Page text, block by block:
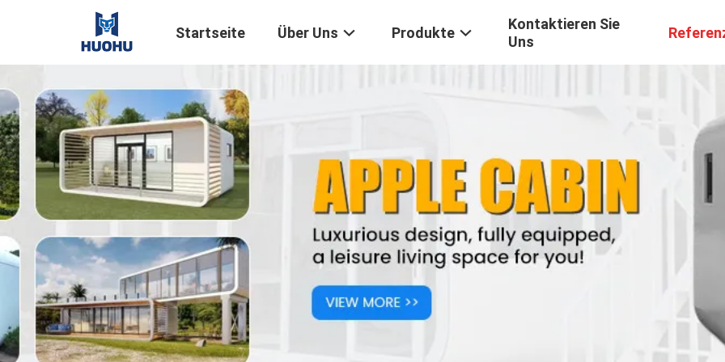
Startseite Über Uns Produkte
Kontaktieren Sie
Uns